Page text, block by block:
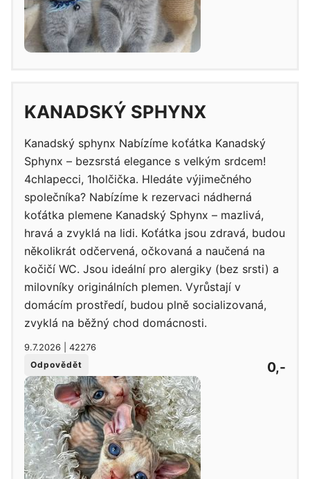
KANADSKÝ SPHYNX
Kanadský sphynx Nabízíme koťátka Kanadský
Sphynx – bezsrstá elegance s velkým srdcem!
4chlapecci, 1holčička. Hledáte výjimečného
společníka? Nabízíme k rezervaci nádherná
koťátka plemene Kanadský Sphynx – mazlivá,
hravá a zvyklá na lidi. Koťátka jsou zdravá, budou
několikrát odčervená, očkovaná a naučená na
kočičí WC. Jsou ideální pro alergiky (bez srsti) a
milovníky originálních plemen. Vyrůstají v
domácím prostředí, budou plně socializovaná,
zvyklá na běžný chod domácnosti.
9.7.2026 | 42276
Odpovědět
0,-